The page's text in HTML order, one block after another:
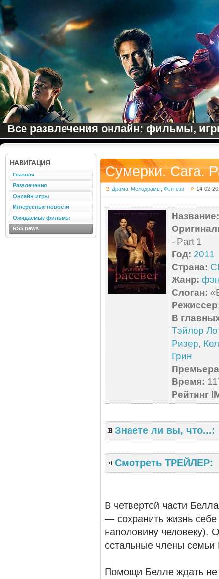
Все развлечения онлайн: фильмы,
Сумерки. Сага.
Драма Мелодрамы Фэнтези 14-02-
Название:
- Part 1
Год: 2011
Страна:
Жанр:
Слоган:
В
Тэйлор
Ризер,
Грин
Время:
Рейтинг
Знаете ли вы, что...:
Смотреть ТРЕЙЛЕР:
В четвертой части
— сохранить жизнь
наполовину человеку).
остальные члены семьи
Помощи Белле ждать не
НАВИГАЦИЯ
Главная
Развлечения
Онлайн игры
Интересные новости
Ожидаемые фильмы
RSS news